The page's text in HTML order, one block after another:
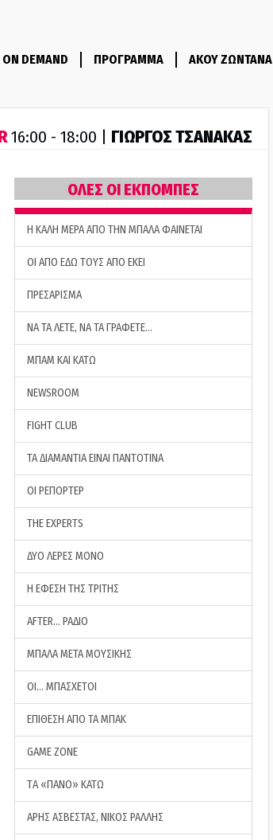
ON DEMAND ΠΡΟΓΡΑΜΜΑ ΑΚΟΥ ΖΩΝΤΑΝΑ
16:00 - 18:00 | ΓΙΩΡΓΟΣ ΤΣΑΝΑΚΑΣ
ΟΛΕΣ ΟΙ ΕΚΠΟΜΠΕΣ
H ΚΑΛΗ ΜΕΡΑ ΑΠΟ ΤΗΝ ΜΠΑΛΑ ΦΑΙΝΕΤΑΙ
ΟΙ ΑΠΟ ΕΔΩ ΤΟΥΣ ΑΠΟ ΕΚΕΙ
ΠΡΕΣΑΡΙΣΜΑ
ΝΑ ΤΑ ΛΕΤΕ, ΝΑ ΤΑ ΓΡΑΦΕΤΕ…
ΜΠΑΜ ΚΑΙ ΚΑΤΩ
NEWSROOM
FIGHT CLUB
ΤΑ ΔΙΑΜΑΝΤΙΑ ΕΙΝΑΙ ΠΑΝΤΟΤΙΝΑ
ΟΙ ΡΕΠΟΡΤΕΡ
THE EXPERTS
ΔΥΟ ΛΕΡΕΣ ΜΟΝΟ
Η ΕΦΕΣΗ ΤΗΣ ΤΡΙΤΗΣ
AFTER… ΡΑΔΙΟ
ΜΠΑΛΑ ΜΕΤΑ ΜΟΥΣΙΚΗΣ
ΟΙ… ΜΠΑΣΧΕΤΟΙ
ΕΠΙΘΕΣΗ ΑΠΟ ΤΑ ΜΠΑΚ
GAME ZONE
ΤA «ΠΑΝΟ» ΚΑΤΩ
ΑΡΗΣ ΑΣΒΕΣΤΑΣ, ΝΙΚΟΣ ΡΑΛΛΗΣ